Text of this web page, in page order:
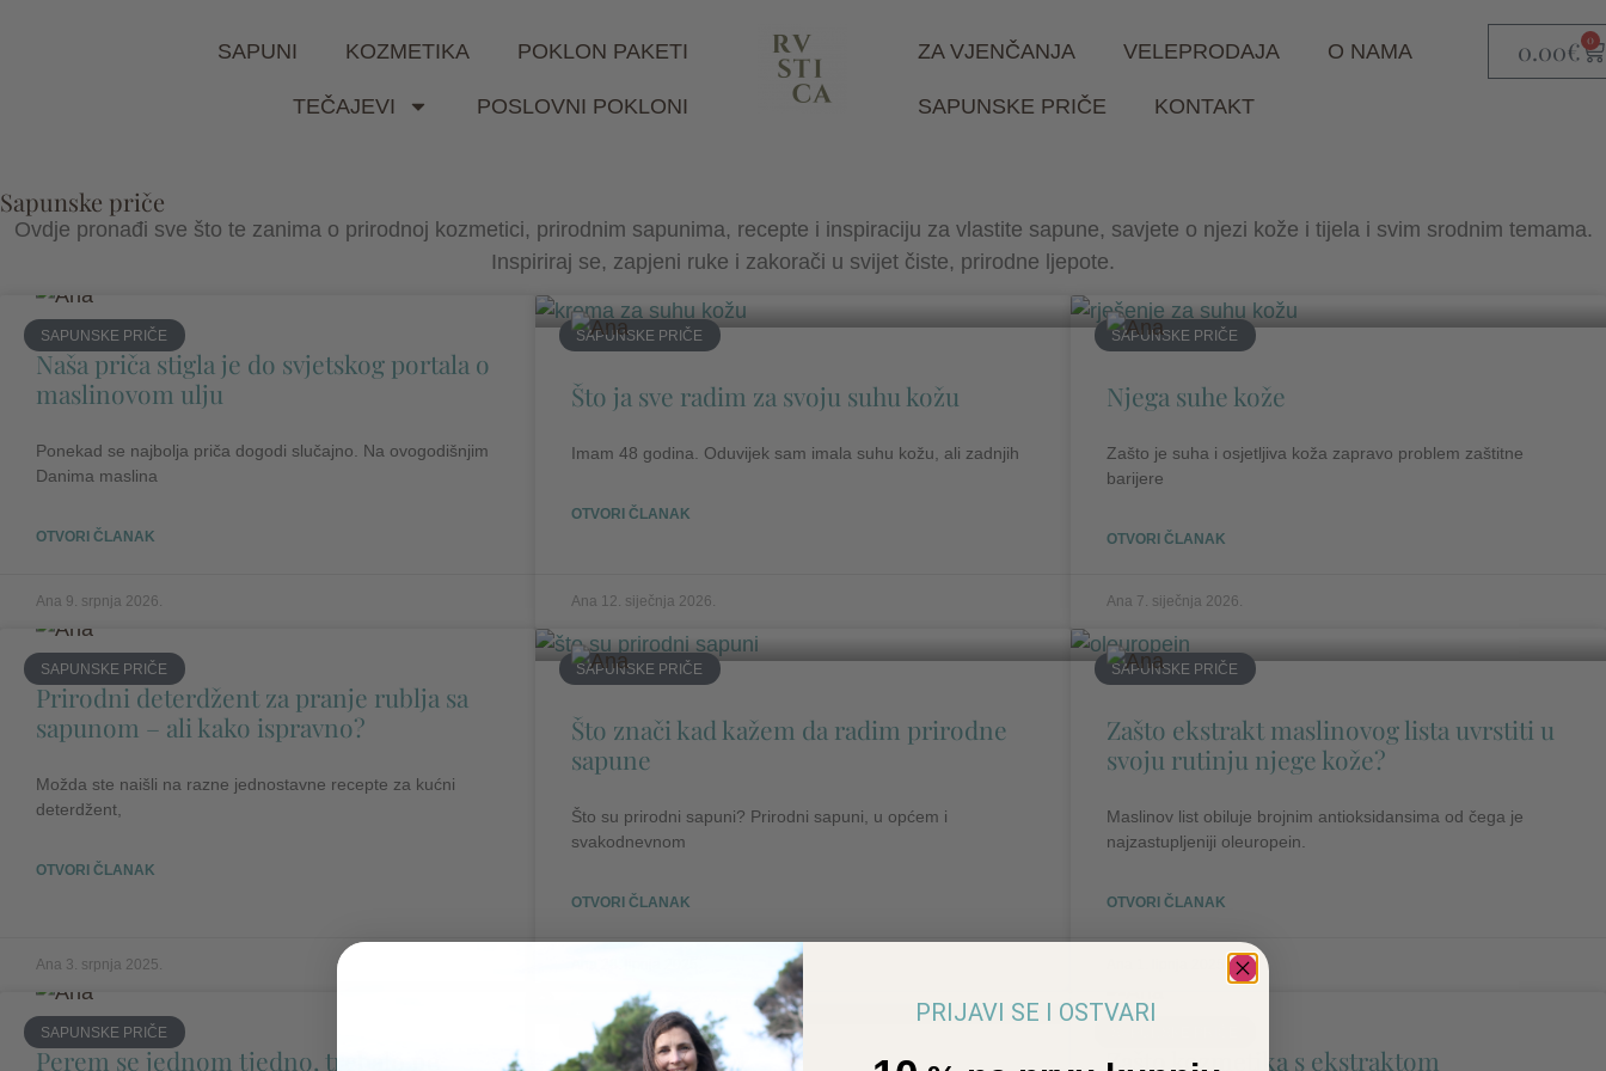
SAPUNI KOZMETIKA POKLON PAKETI
TEČAJEVI POSLOVNI POKLONI
ZA VJENČANJA VELEPRODAJA O NAMA
SAPUNSKE PRIČE KONTAKT
0.00€ 0
Sapunske priče
Ovdje pronađi sve što te zanima o prirodnoj kozmetici, prirodnim sapunima, recepte i inspiraciju za vlastite sapune, savjete o njezi kože i tijela i svim srodnim temama.
Inspiriraj se, zapjeni ruke i zakorači u svijet čiste, prirodne ljepote.
SAPUNSKE PRIČE
Naša priča stigla je do svjetskog portala o
maslinovom ulju
Ponekad se najbolja priča dogodi slučajno. Na ovogodišnjim
Danima maslina
OTVORI ČLANAK
Ana 9. srpnja 2026.
SAPUNSKE PRIČE
Što ja sve radim za svoju suhu kožu
Imam 48 godina. Oduvijek sam imala suhu kožu, ali zadnjih
OTVORI ČLANAK
Ana 12. siječnja 2026.
SAPUNSKE PRIČE
Njega suhe kože
Zašto je suha i osjetljiva koža zapravo problem zaštitne
barijere
OTVORI ČLANAK
Ana 7. siječnja 2026.
SAPUNSKE PRIČE
Prirodni deterdžent za pranje rublja sa
sapunom – ali kako ispravno?
Možda ste naišli na razne jednostavne recepte za kućni
deterdžent,
OTVORI ČLANAK
Ana 3. srpnja 2025.
SAPUNSKE PRIČE
Što znači kad kažem da radim prirodne
sapune
Što su prirodni sapuni? Prirodni sapuni, u općem i
svakodnevnom
OTVORI ČLANAK
SAPUNSKE PRIČE
Zašto ekstrakt maslinovog lista uvrstiti u
svoju rutinju njege kože?
Maslinov list obiluje brojnim antioksidansima od čega je
najzastupljeniji oleuropein.
OTVORI ČLANAK
SAPUNSKE PRIČE
Perem se jednom tjedno, trebalo ne
SAPUNSKE PRIČE
Zašto kozmetika s ekstraktom
PRIJAVI SE I OSTVARI